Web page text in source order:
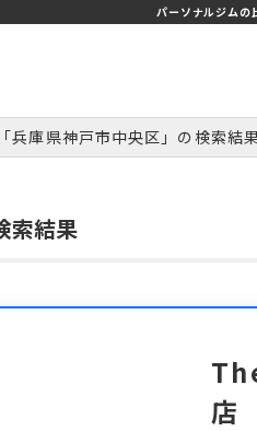
パーソナルジムの
「兵庫県神戸市中央区」の検索結果
索結果
店